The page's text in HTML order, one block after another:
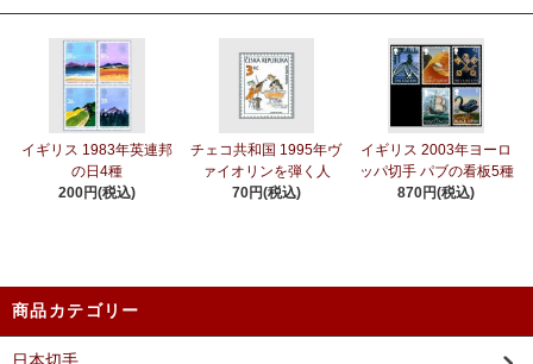
イギリス 1983年英連邦
の日4種
200円(税込)
チェコ共和国 1995年ヴ
ァイオリンを弾く人
70円(税込)
イギリス 2003年ヨーロ
ッパ切手 パブの看板5種
870円(税込)
商品カテゴリー